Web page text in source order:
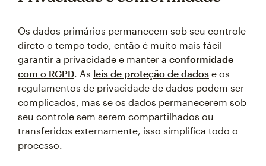
Os dados primários permanecem sob seu controle
direto o tempo todo, então é muito mais fácil
garantir a privacidade e manter a conformidade
com o RGPD. As leis de proteção de dados e os
regulamentos de privacidade de dados podem ser
complicados, mas se os dados permanecerem sob
seu controle sem serem compartilhados ou
transferidos externamente, isso simplifica todo o
processo.